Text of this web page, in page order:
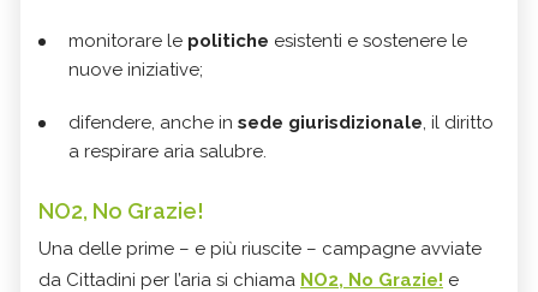
monitorare le politiche esistenti e sostenere le
nuove iniziative;
difendere, anche in sede giurisdizionale, il diritto
a respirare aria salubre.
NO2, No Grazie!
Una delle prime – e più riuscite – campagne avviate
da Cittadini per l’aria si chiama NO2, No Grazie! e